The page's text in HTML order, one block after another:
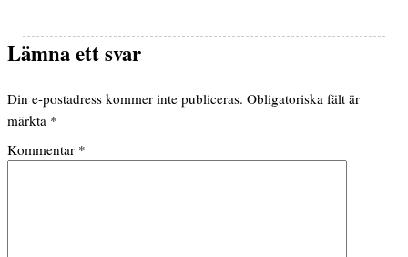
Lämna ett svar
Din e-postadress kommer inte publiceras. Obligatoriska fält är
märkta *
Kommentar *